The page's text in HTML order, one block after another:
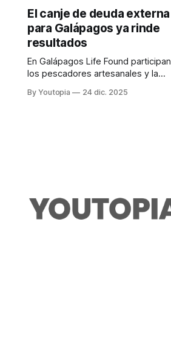
El canje de deuda externa
para Galápagos ya rinde
resultados
En Galápagos Life Found participan
los pescadores artesanales y la
entre otras. Se centra en la pesca
By Youtopia 24 dic. 2025